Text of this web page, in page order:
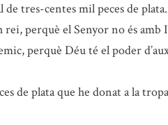
tres-centes mil peces de plata.
perquè el Senyor no és amb
perquè Déu té el poder
de plata que he donat a la tropa